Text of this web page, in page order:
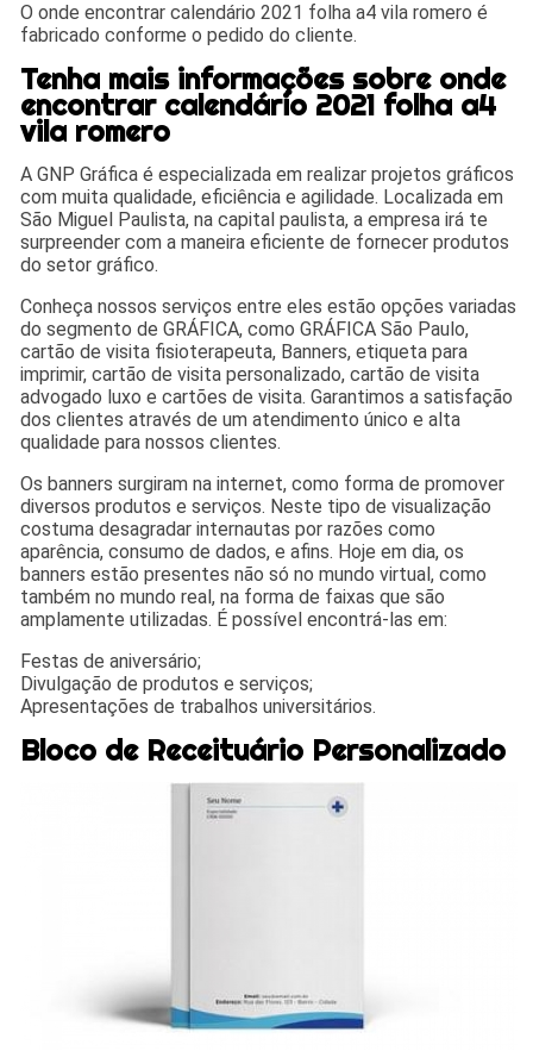
O onde encontrar calendário 2021 folha a4 vila romero é
fabricado conforme o pedido do cliente.
Tenha mais informações sobre onde
encontrar calendário 2021 folha a4
vila romero
A GNP Gráfica é especializada em realizar projetos gráficos
com muita qualidade, eficiência e agilidade. Localizada em
São Miguel Paulista, na capital paulista, a empresa irá te
surpreender com a maneira eficiente de fornecer produtos
do setor gráfico.
Conheça nossos serviços entre eles estão opções variadas
do segmento de GRÁFICA, como GRÁFICA São Paulo,
cartão de visita fisioterapeuta, Banners, etiqueta para
imprimir, cartão de visita personalizado, cartão de visita
advogado luxo e cartões de visita. Garantimos a satisfação
dos clientes através de um atendimento único e alta
qualidade para nossos clientes.
Os banners surgiram na internet, como forma de promover
diversos produtos e serviços. Neste tipo de visualização
costuma desagradar internautas por razões como
aparência, consumo de dados, e afins. Hoje em dia, os
banners estão presentes não só no mundo virtual, como
também no mundo real, na forma de faixas que são
amplamente utilizadas. É possível encontrá-las em:
Festas de aniversário;
Divulgação de produtos e serviços;
Apresentações de trabalhos universitários.
Bloco de Receituário Personalizado